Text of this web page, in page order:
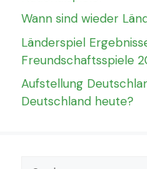
Wann sind wieder
Länderspiel
Freundschaftsspiele
Aufstellung
Deutschland heute?
Suchen